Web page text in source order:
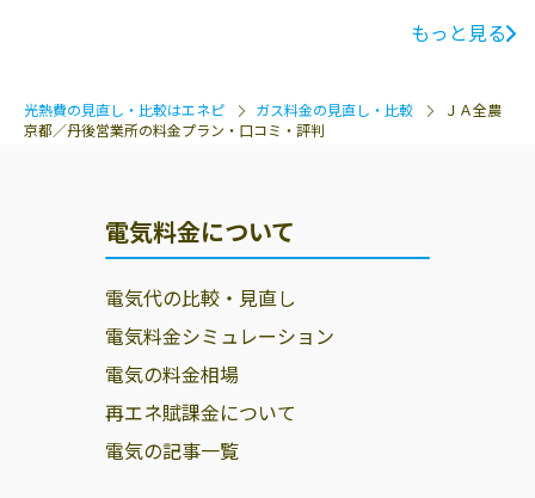
もっと見る
光熱費の見直し・比較はエネピ ガス料金の見直し・比較
ＪＡ全農
京都／丹後営業所の料金プラン・口コミ・評判
電気料金について
電気代の比較・見直し
電気料金シミュレーション
電気の料金相場
再エネ賦課金について
電気の記事一覧